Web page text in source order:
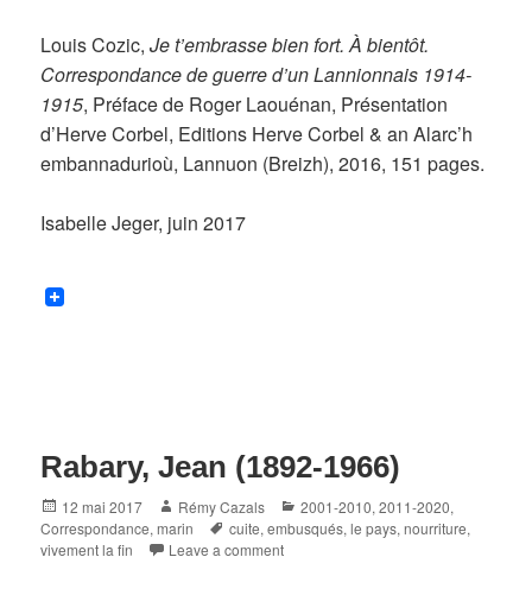
Louis Cozic,Je t’embrasse bien fort. À bientôt.
Correspondance de guerre d’un Lannionnais 1914-
1915, Préface de Roger Laouénan, Présentation
d’Herve Corbel, Editions Herve Corbel & an Alarc’h
embannadurioù, Lannuon (Breizh), 2016, 151 pages.
Isabelle Jeger, juin 2017
Rabary, Jean (1892-1966)
Posted
on
12 mai 2017 Author
Rémy Cazals Categories
2001-2010,2011-2020,
Correspondance,marin Tags
cuite,embusqués,le pays,nourriture,
vivement la fin
Leave a comment